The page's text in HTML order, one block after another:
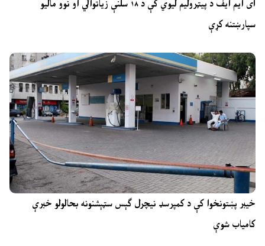
آی ایم ایف د پیټرولیم لیوي کې د ۱۸ سلنې زیاتوالي او نوو مالیو
سپارښتنه کړې
خیبر پښتونخوا کې د کمپرسډ نیچرل ګېس سټېشنونه بحالولو خبرې
کامیاب شوې